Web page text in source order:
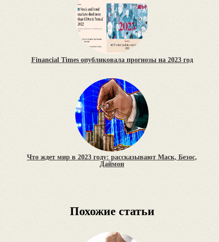
Financial Times опубликовала прогнозы на 2023 год
Что ждет мир в 2023 году: рассказывают Маск, Безос,
Даймон
Похожие статьи